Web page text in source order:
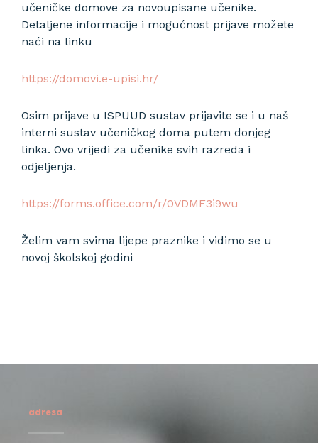
učeničke domove za novoupisane učenike.
Detaljene informacije i mogućnost prijave možete
naći na linku
https://domovi.e-upisi.hr/
Osim prijave u ISPUUD sustav prijavite se i u naš
interni sustav učeničkog doma putem donjeg
linka. Ovo vrijedi za učenike svih razreda i
odjeljenja.
https://forms.office.com/r/0VDMF3i9wu
Želim vam svima lijepe praznike i vidimo se u
novoj školskoj godini
adresa